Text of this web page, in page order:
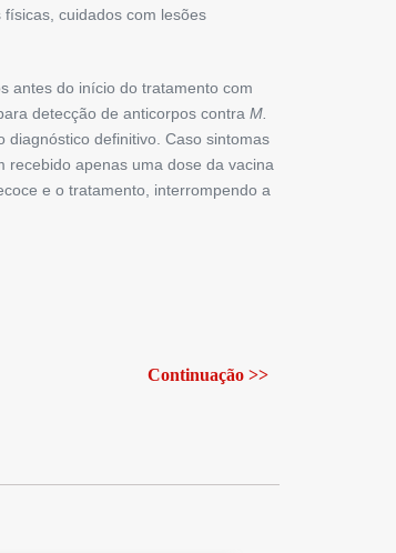
cuidados com lesões
antes do início do tratamento com
detecção de anticorpos contra M.
definitivo. Caso sintomas
recebido apenas uma dose da vacina
e o tratamento, interrompendo a
Continuação >>